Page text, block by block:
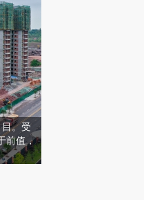
。受
前值，